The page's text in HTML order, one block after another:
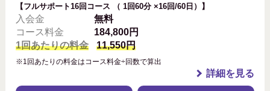
【フルサポート16回コース （ 1回60分 ×16回/60日）】
入会金
無料
コース料金
184,800円
1回あたりの料金
11,550円
※1回あたりの料金はコース料金÷回数で算出
詳細を見る